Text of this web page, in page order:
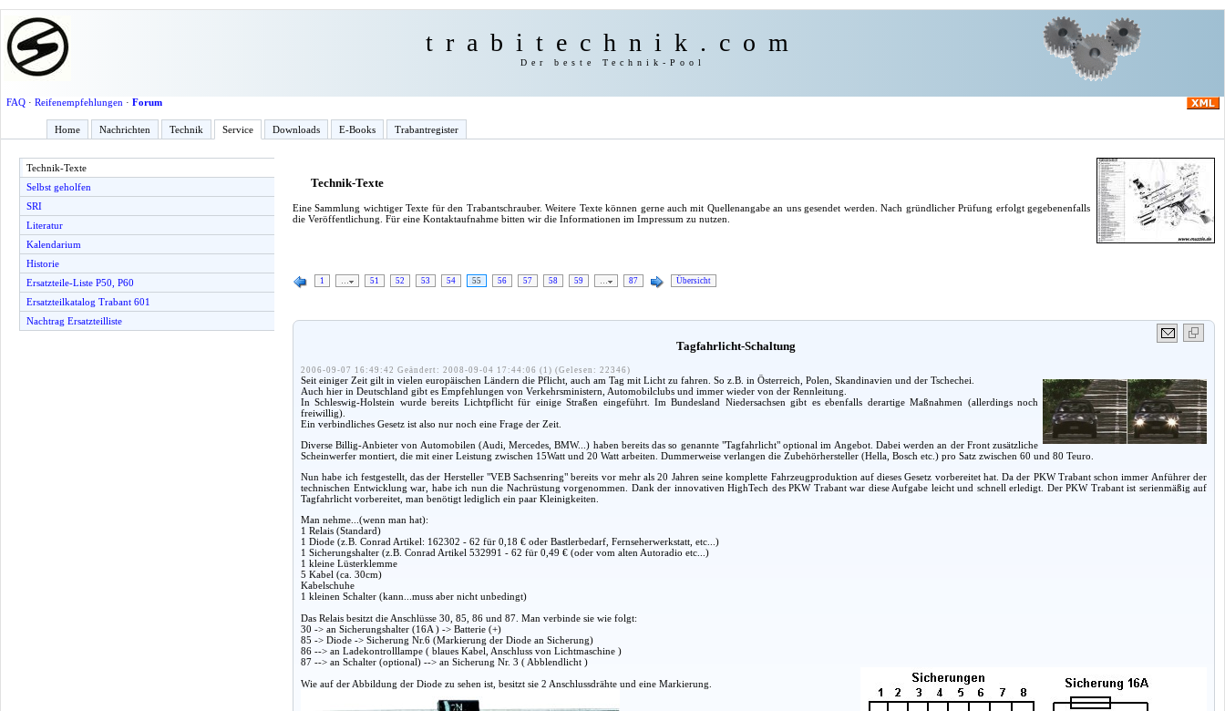
trabitechnik.com
Der beste Technik-Pool
FAQ· Reifenempfehlungen · Forum
Home Nachrichten Technik Service Downloads E-Books Trabantregister
Technik-Texte
Selbst geholfen
SRI
Literatur
Kalendarium
Historie
Ersatzteile-Liste P50, P60
Ersatzteilkatalog Trabant 601
Nachtrag Ersatzteilliste
Technik-Texte
Eine Sammlung wichtiger Texte für den Trabantschrauber. Weitere Texte können gerne auch mit Quellenangabe an uns gesendet werden. Nach gründlicher Prüfung erfolgt gegebenenfalls
die Veröffentlichung. Für eine Kontaktaufnahme bitten wir die Informationen im Impressum zu nutzen.
1 … 51 52 53 54 55 56 57 58 59 … 87 Übersicht
Tagfahrlicht-Schaltung
2006-09-07 16:49:42 Geändert: 2008-09-04 17:44:06 (1) (Gelesen: 22346)
Seit einiger Zeit gilt in vielen europäischen Ländern die Pflicht, auch am Tag mit Licht zu fahren. So z.B. in Österreich, Polen, Skandinavien und der Tschechei.
Auch hier in Deutschland gibt es Empfehlungen von Verkehrsministern, Automobilclubs und immer wieder von der Rennleitung.
In Schleswig-Holstein wurde bereits Lichtpflicht für einige Straßen eingeführt. Im Bundesland Niedersachsen gibt es ebenfalls derartige Maßnahmen (allerdings noch
freiwillig).
Ein verbindliches Gesetz ist also nur noch eine Frage der Zeit.
Diverse Billig-Anbieter von Automobilen (Audi, Mercedes, BMW...) haben bereits das so genannte "Tagfahrlicht" optional im Angebot. Dabei werden an der Front zusätzliche
Scheinwerfer montiert, die mit einer Leistung zwischen 15Watt und 20 Watt arbeiten. Dummerweise verlangen die Zubehörhersteller (Hella, Bosch etc.) pro Satz zwischen 60 und 80 Teuro.
Nun habe ich festgestellt, das der Hersteller "VEB Sachsenring" bereits vor mehr als 20 Jahren seine komplette Fahrzeugproduktion auf dieses Gesetz vorbereitet hat. Da der PKW Trabant schon immer Anführer der
technischen Entwicklung war, habe ich nun die Nachrüstung vorgenommen. Dank der innovativen HighTech des PKW Trabant war diese Aufgabe leicht und schnell erledigt. Der PKW Trabant ist serienmäßig auf
Tagfahrlicht vorbereitet, man benötigt lediglich ein paar Kleinigkeiten.
Man nehme...(wenn man hat):
1 Relais (Standard)
1 Diode (z.B. Conrad Artikel: 162302 - 62 für 0,18 € oder Bastlerbedarf, Fernseherwerkstatt, etc...)
1 Sicherungshalter (z.B. Conrad Artikel 532991 - 62 für 0,49 € (oder vom alten Autoradio etc...)
1 kleine Lüsterklemme
5 Kabel (ca. 30cm)
Kabelschuhe
1 kleinen Schalter (kann...muss aber nicht unbedingt)
Das Relais besitzt die Anschlüsse 30, 85, 86 und 87. Man verbinde sie wie folgt:
30 -> an Sicherungshalter (16A ) -> Batterie (+)
85 -> Diode -> Sicherung Nr.6 (Markierung der Diode an Sicherung)
86 --> an Ladekontrolllampe ( blaues Kabel, Anschluss von Lichtmaschine )
87 --> an Schalter (optional) --> an Sicherung Nr. 3 ( Abblendlicht )
Wie auf der Abbildung der Diode zu sehen ist, besitzt sie 2 Anschlussdrähte und eine Markierung.